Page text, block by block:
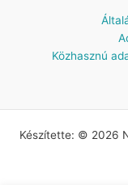
Közhasznú
Készítette: © 2026